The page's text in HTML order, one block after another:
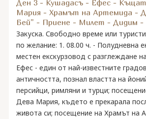
Ден 3 - Кушадасъ - Ефес -
Мария - Храмът на Артемида -
Бей" - Приене - Милет - Дидим -
Закуска. Свободно време или
по желание: 1. 08.00 ч. - Полудневна
местен екскурзовод с разглеждане
Ефес - един от най-известните
античността, познал властта на
персийци, римляни и турци;
Дева Мария, където е прекарала
живота си; посещение на Храмът на